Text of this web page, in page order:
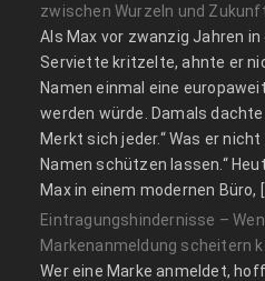
zwischen Wurzeln und
Als Max vor zwanzig Jahren in
Serviette kritzelte, ahnte er
Namen einmal eine
werden würde. Damals dachte
Merkt sich jeder.“ Was er
Namen schützen lassen.“
Max in einem modernen Büro,
Eintragungshindernisse –
Markenanmeldung scheitern
Wer eine Marke anmeldet,